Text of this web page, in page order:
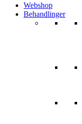
Webshop
Behandlinger